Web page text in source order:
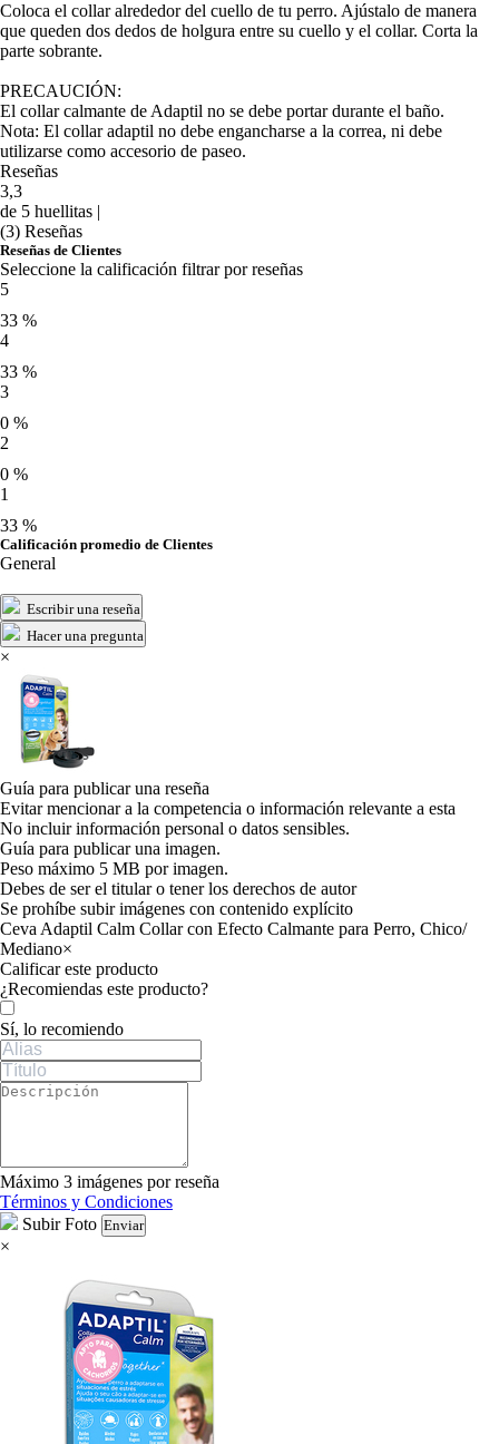
Coloca el collar alrededor del cuello de tu perro. Ajústalo de manera
que queden dos dedos de holgura entre su cuello y el collar. Corta la
parte sobrante.
PRECAUCIÓN:
El collar calmante de Adaptil no se debe portar durante el baño.
Nota: El collar adaptil no debe engancharse a la correa, ni debe
utilizarse como accesorio de paseo.
Reseñas
3,3
de 5 huellitas |
(3) Reseñas
Reseñas de Clientes
Seleccione la calificación filtrar por reseñas
5
33 %
4
33 %
3
0 %
2
0 %
1
33 %
Calificación promedio de Clientes
General
Escribir una reseña
Hacer una pregunta
×
Guía para publicar una reseña
Evitar mencionar a la competencia o información relevante a esta
No incluir información personal o datos sensibles.
Guía para publicar una imagen.
Peso máximo 5 MB por imagen.
Debes de ser el titular o tener los derechos de autor
Se prohíbe subir imágenes con contenido explícito
Ceva Adaptil Calm Collar con Efecto Calmante para Perro, Chico/
Mediano×
Calificar este producto
Tu valoración
¿Recomiendas este producto?
Sí, lo recomiendo
Máximo 3 imágenes por reseña
Términos y Condiciones
Subir Foto Enviar
×